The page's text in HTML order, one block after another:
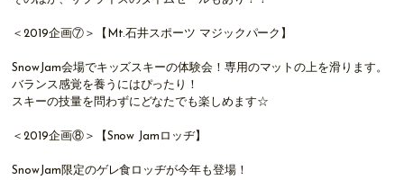
＜2019企画⑦＞【Mt.石井スポーツ マジックパーク】
SnowJam会場でキッズスキーの体験会！専用のマットの上を滑ります。
バランス感覚を養うにはぴったり！
スキーの技量を問わずにどなたでも楽しめます☆
＜2019企画⑧＞【Snow Jamロッヂ】
SnowJam限定のゲレ食ロッヂが今年も登場！